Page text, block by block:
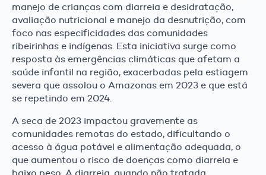
manejo de crianças com diarreia e desidratação,
avaliação nutricional e manejo da desnutrição, com
foco nas especificidades das comunidades
ribeirinhas e indígenas. Esta iniciativa surge como
resposta às emergências climáticas que afetam a
saúde infantil na região, exacerbadas pela estiagem
severa que assolou o Amazonas em 2023 e que está
se repetindo em 2024.
A seca de 2023 impactou gravemente as
comunidades remotas do estado, dificultando o
acesso à água potável e alimentação adequada, o
que aumentou o risco de doenças como diarreia e
baixo peso. A diarreia, quando não tratada